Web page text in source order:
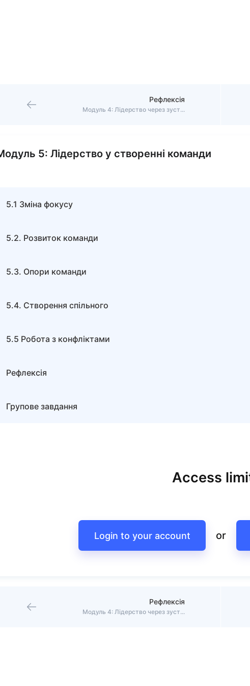
Рефлексія
Модуль 4: Лідерство через зустрічі 1:1
5: Лідерство у створенні команди
5.1 Зміна фокусу
5.2. Розвиток команди
5.3. Опори команди
5.4. Створення спільного
5.5 Робота з конфліктами
Рефлексія
Групове завдання
Access
Login to your account or
Рефлексія
Модуль 4: Лідерство через зустрічі 1:1